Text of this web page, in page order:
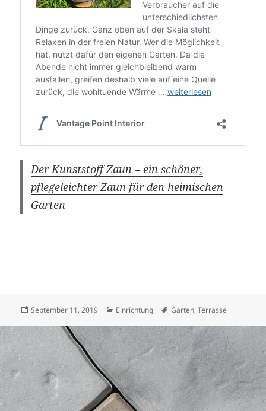
Der Kunststoff Zaun – ein schöner,
pflegeleichter Zaun für den heimischen
Garten
Veröffentlicht
September 11, 2019 Kategorien
Einrichtung Schlagwörter
Garten,Terrasse